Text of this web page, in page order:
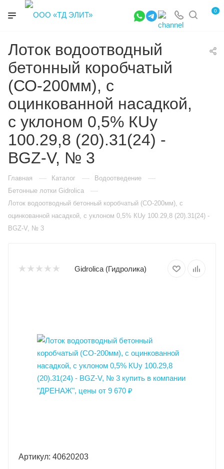
0
Лоток водоотводный
бетонный коробчатый
(СО-200мм), с
оцинкованной насадкой,
с уклоном 0,5% КUу
100.29,8 (20).31(24) -
BGZ-V, № 3
Главная — Каталог — Водоотведение —
Бетонные лотки Gidrolica —
Лоток водоотводный бетонный коробчатый (СО-200мм), с
оцинкованной насадкой, с уклоном 0,5% КUу 100.29,8 (20).31(24) -
BGZ-V, № 3
Gidrolica (Гидролика)
Артикул: 40620203